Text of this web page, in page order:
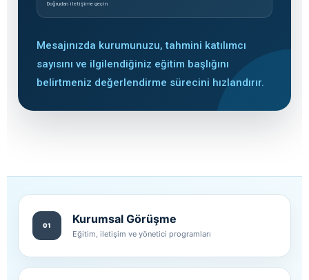
Doğrudan iletişime geçin
Mesajınızda kurumunuzu, tahmini katılımcı
sayısını ve ilgilendiğiniz eğitim başlığını
belirtmeniz değerlendirme sürecini hızlandırır.
01 Kurumsal Görüşme
Eğitim, iletişim ve yönetici programları